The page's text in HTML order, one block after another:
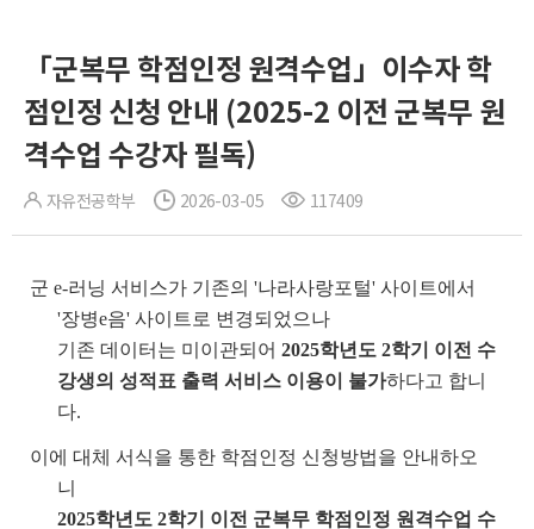
「군복무 학점인정 원격수업」이수자 학
점인정 신청 안내 (2025-2 이전 군복무 원
격수업 수강자 필독)
자유전공학부 2026-03-05 117409
군 e-러닝 서비스가 기존의 '나라사랑포털' 사이트에서
'장병e음' 사이트로 변경되었으나
기존 데이터는 미이관되어 2025학년도 2학기 이전 수
강생의 성적표 출력 서비스 이용이 불가하다고 합니
다.
이에 대체 서식을 통한 학점인정 신청방법을 안내하오
니
2025학년도 2학기 이전 군복무 학점인정 원격수업 수